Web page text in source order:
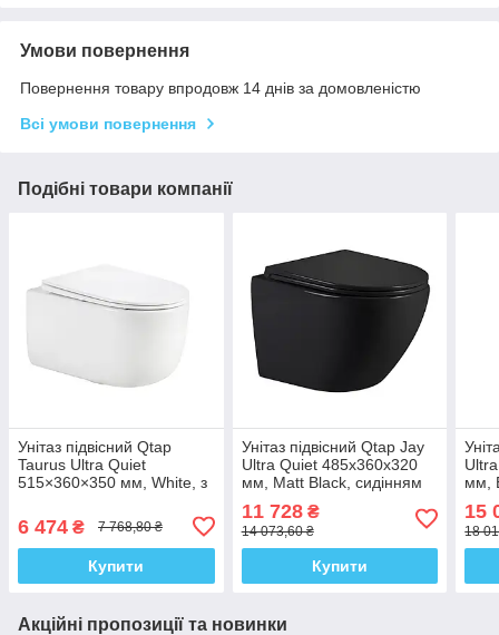
Умови повернення
Повернення товару впродовж 14 днів за домовленістю
Всі умови повернення
Подібні товари компанії
Унітаз підвісний Qtap
Taurus Ultra Quiet
515×360×350 мм, White, з
Soft-close / Quick Release
6 474 ₴ 7 768,80 ₴
Купити
Унітаз підвісний Qtap Jay
Ultra Quiet 485х360х320
мм, Matt Black, сидінням
Quick Relase
QT07335177MB
11 728₴
14 073,60 ₴
Купити
мм,
15
18
Акційні пропозиції та новинки